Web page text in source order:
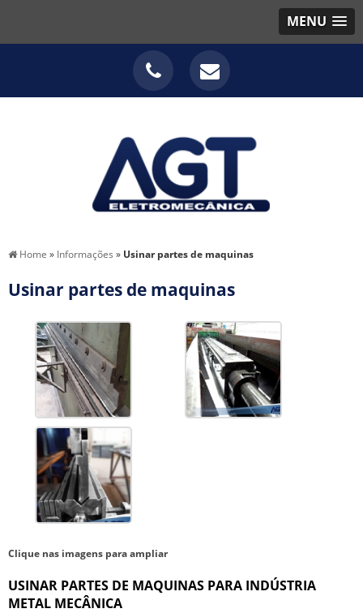
MENU
Home » Informações » Usinar partes de maquinas
Usinar partes de maquinas
Clique nas imagens para ampliar
USINAR PARTES DE MAQUINAS PARA INDÚSTRIA
METAL MECÂNICA